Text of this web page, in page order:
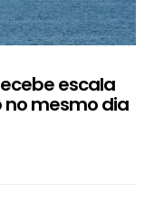
escala
no mesmo dia